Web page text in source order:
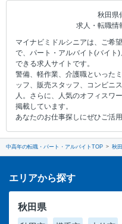
秋田県
求人・転職情
マイナビミドルシニアは、ご希
で、パート・アルバイト(バイト
できる求人サイトです。
警備、軽作業、介護職といった
ッフ、販売スタッフ、コンビニ
人。さらに、人気のオフィスワ
掲載しています。
あなたのお仕事探しにぜひご活用
中高年の転職・パート・アルバイトTOP 秋
エリアから探す
秋田県